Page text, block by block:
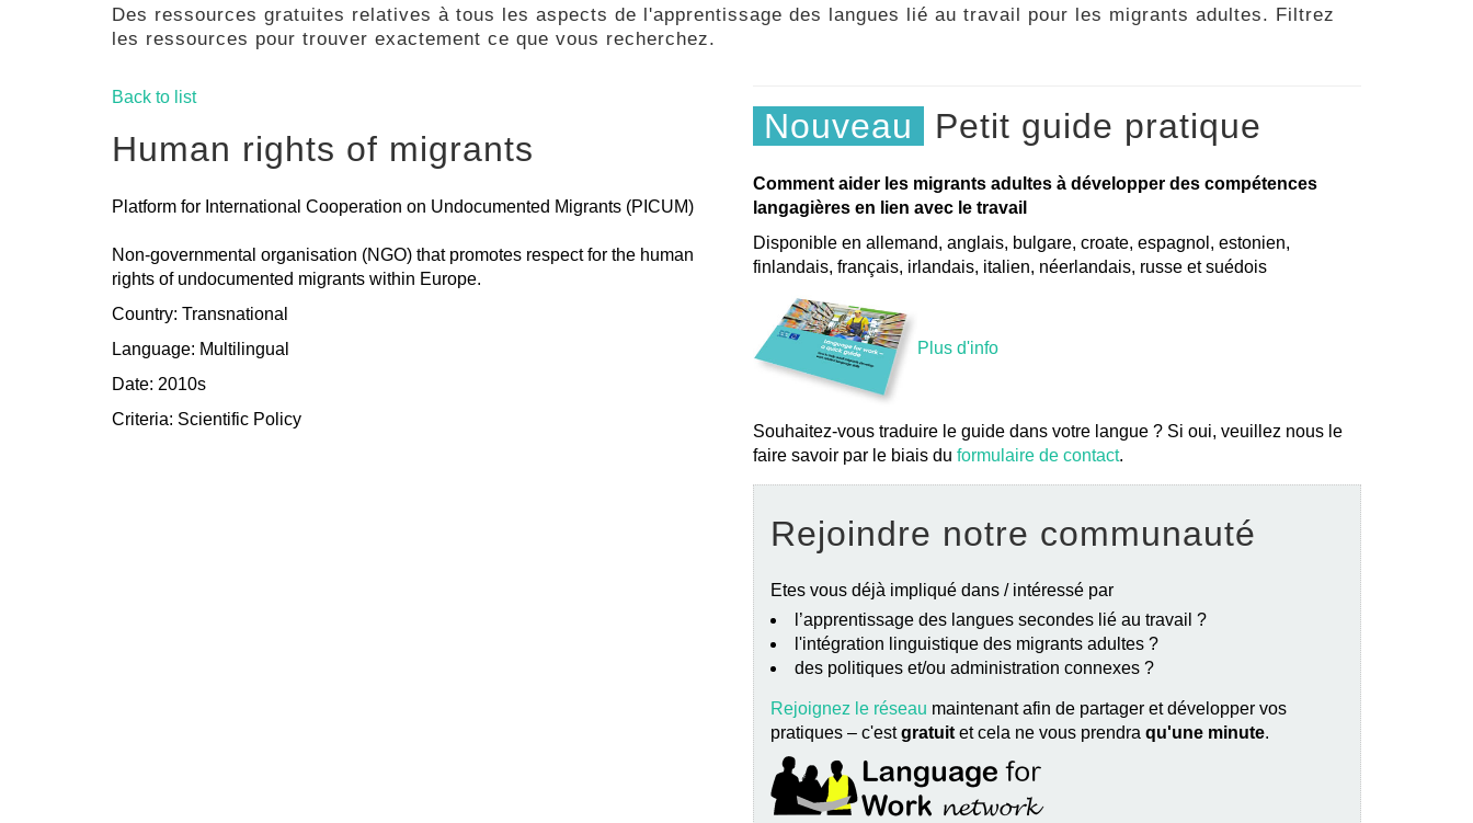
Des ressources gratuites relatives à tous les aspects de l'apprentissage des langues lié au travail pour les migrants adultes. Filtrez
les ressources pour trouver exactement ce que vous recherchez.
Back to list
Human rights of migrants
Platform for International Cooperation on Undocumented Migrants (PICUM)
Non-governmental organisation (NGO) that promotes respect for the human
rights of undocumented migrants within Europe.
Country: Transnational
Language: Multilingual
Date: 2010s
Criteria: Scientific Policy
Nouveau Petit guide pratique
Comment aider les migrants adultes à développer des compétences
langagières en lien avec le travail
Disponible en allemand, anglais, bulgare, croate, espagnol, estonien,
finlandais, français, irlandais, italien, néerlandais, russe et suédois
Plus d'info
Souhaitez-vous traduire le guide dans votre langue ? Si oui, veuillez nous le
faire savoir par le biais du formulaire de contact.
Rejoindre notre communauté
Etes vous déjà impliqué dans / intéressé par
l’apprentissage des langues secondes lié au travail ?
l'intégration linguistique des migrants adultes ?
des politiques et/ou administration connexes ?
Rejoignez le réseau maintenant afin de partager et développer vos
pratiques – c'estgratuit et cela ne vous prendra qu'une minute.